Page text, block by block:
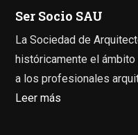
Ser Socio SAU
La Sociedad de
históricamente el
a los profesionales
Leer más